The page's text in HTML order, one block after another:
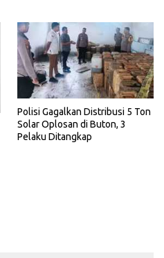
Polisi Gagalkan Distribusi 5 Ton
Solar Oplosan di Buton, 3
Pelaku Ditangkap